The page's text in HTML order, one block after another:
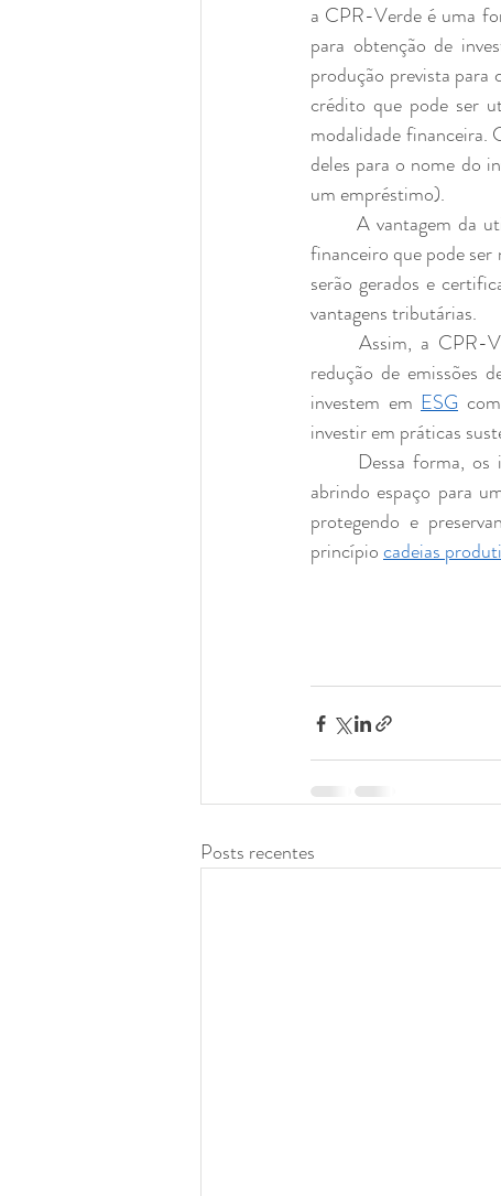
a CPR-Verde é uma
para obtenção de
produção prevista para
crédito que pode ser
modalidade financeira.
deles para o nome do
um empréstimo).
financeiro que pode ser
serão gerados e
vantagens tributárias.
redução de emissões
investem em ESG
investir em práticas
abrindo espaço para
protegendo e
princípio cadeias
Posts recentes